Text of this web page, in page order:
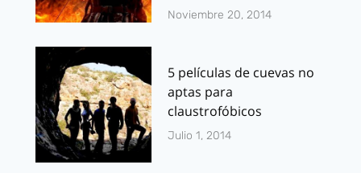
Noviembre 20, 2014
5 películas de cuevas no
aptas para
claustrofóbicos
Julio 1, 2014